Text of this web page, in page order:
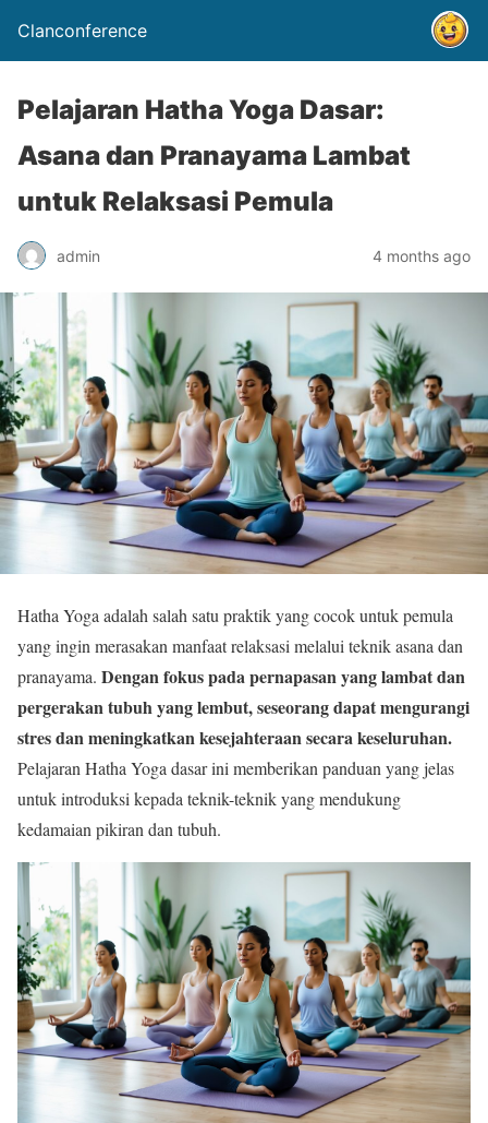
Clanconference
Pelajaran Hatha Yoga Dasar:
Asana dan Pranayama Lambat
untuk Relaksasi Pemula
admin 4 months ago
Hatha Yoga adalah salah satu praktik yang cocok untuk pemula
yang ingin merasakan manfaat relaksasi melalui teknik asana dan
pranayama. Dengan fokus pada pernapasan yang lambat dan
pergerakan tubuh yang lembut, seseorang dapat mengurangi
stres dan meningkatkan kesejahteraan secara keseluruhan.
Pelajaran Hatha Yoga dasar ini memberikan panduan yang jelas
untuk introduksi kepada teknik-teknik yang mendukung
kedamaian pikiran dan tubuh.